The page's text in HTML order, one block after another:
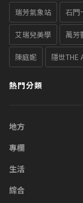
瑞芳氣象站 石門
艾瑞兒美學 萬芳
陳庭妮 隱世THE
熱門分類
地方
專欄
生活
綜合